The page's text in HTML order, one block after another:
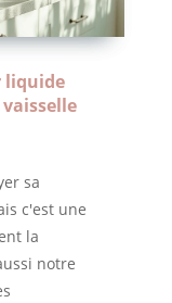
liquide
sa
c'est une
la
notre